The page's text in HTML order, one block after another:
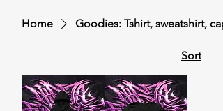
Home Goodies: Tshirt, sweatshirt, cap
Sort